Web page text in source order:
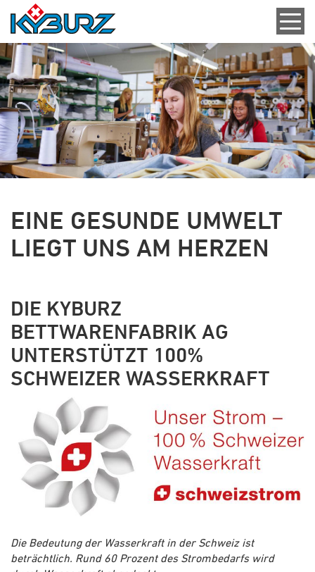
EINE GESUNDE UMWELT
LIEGT UNS AM HERZEN
DIE KYBURZ
BETTWARENFABRIK AG
UNTERSTÜTZT 100%
SCHWEIZER WASSERKRAFT
Die Bedeutung der Wasserkraft in der Schweiz ist
beträchtlich. Rund 60 Prozent des Strombedarfs wird